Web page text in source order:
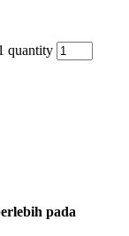
quantity
pada